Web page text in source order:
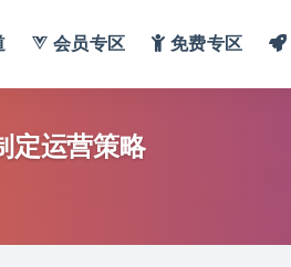
会员专区 免费专区
定运营策略